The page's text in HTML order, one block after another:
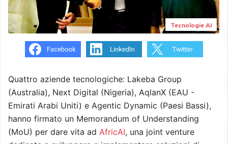
Tecnologie AI
Quattro aziende tecnologiche: Lakeba Group
(Australia), Next Digital (Nigeria), AqlanX (EAU -
Emirati Arabi Uniti) e Agentic Dynamic (Paesi Bassi),
hanno firmato un Memorandum of Understanding
(MoU) per dare vita ad AfricAI, una joint venture